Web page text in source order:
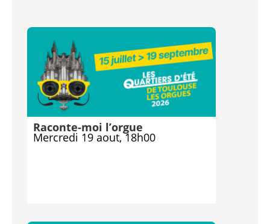
Raconte-moi l’orgue
Mercredi 19 aout, 18h00